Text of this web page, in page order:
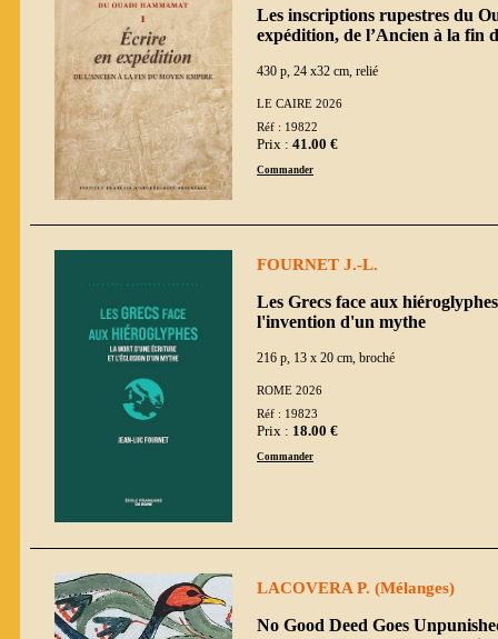
Les inscriptions rupestres du
expédition, de l’Ancien à la fin
430 p, 24 x32 cm, relié
LE CAIRE 2026
Réf : 19822
Prix : 41.00 €
Commander
FOURNET J.-L.
Les Grecs face aux
l'invention d'un mythe
216 p, 13 x 20 cm, broché
ROME 2026
Réf : 19823
Prix : 18.00 €
Commander
LACOVERA P. (Mélanges)
No Good Deed Goes